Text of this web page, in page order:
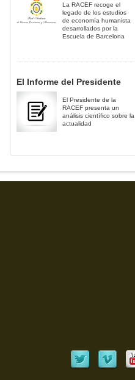
La RACEF recoge el
legado de los estudios
de economía humanista
desarrollados por la
Escuela de Barcelona
El Informe del Presidente
El Presidente de la
RACEF presenta un
análisis científico sobre la
actualidad